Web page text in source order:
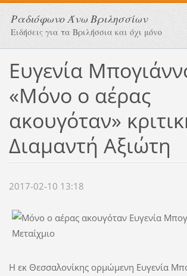
Ραδιόφωνο Άνω Βριλησσίων
Ειδήσεις για τα Βριλήσσια και όχι μόνο
Ευγενία
«Μόνο ο αέρας
ακουγόταν»
Διαμαντή Αξιώτη
2017-02-10 13:18
Η εκ Θεσσαλονίκης ορμώμενη Ευγενία